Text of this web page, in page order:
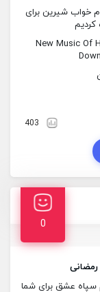
خواب شیرین برای
کردیم
New Music Of
403
0
سپاه عشق برای شما